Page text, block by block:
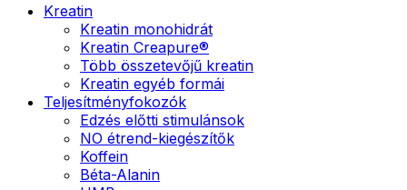
Kreatin
Kreatin monohidrát
Kreatin Creapure®
Több összetevőjű kreatin
Kreatin egyéb formái
Teljesítményfokozók
Edzés előtti stimulánsok
NO étrend-kiegészítők
Koffein
Béta-Alanin